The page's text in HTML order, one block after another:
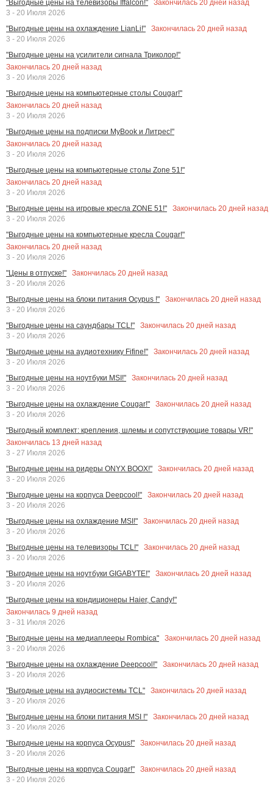
"Выгодные цены на телевизоры Iffalcon!" Закончилась 20 дней назад
3 - 20 Июля 2026
"Выгодные цены на охлаждение LianLi!"
Закончилась 20 дней назад
3 - 20 Июля 2026
"Выгодные цены на усилители сигнала Триколор!"
Закончилась 20 дней назад
3 - 20 Июля 2026
"Выгодные цены на компьютерные столы Cougar!"
Закончилась 20 дней назад
3 - 20 Июля 2026
"Выгодные цены на подписки MyBook и Литрес!"
Закончилась 20 дней назад
3 - 20 Июля 2026
"Выгодные цены на компьютерные столы Zone 51!"
Закончилась 20 дней назад
3 - 20 Июля 2026
"Выгодные цены на игровые кресла ZONE 51!"
Закончилась 20 дней назад
3 - 20 Июля 2026
"Выгодные цены на компьютерные кресла Cougar!"
Закончилась 20 дней назад
3 - 20 Июля 2026
"Цены в отпуске!"
Закончилась 20 дней назад
3 - 20 Июля 2026
"Выгодные цены на блоки питания Ocypus !"
Закончилась 20 дней назад
3 - 20 Июля 2026
"Выгодные цены на саундбары TCL!"
Закончилась 20 дней назад
3 - 20 Июля 2026
"Выгодные цены на аудиотехнику Fifine!"
Закончилась 20 дней назад
3 - 20 Июля 2026
"Выгодные цены на ноутбуки MSI!"
Закончилась 20 дней назад
3 - 20 Июля 2026
"Выгодные цены на охлаждение Cougar!"
Закончилась 20 дней назад
3 - 20 Июля 2026
"Выгодный комплект: крепления, шлемы и сопутствующие товары VR!"
Закончилась 13 дней назад
3 - 27 Июля 2026
"Выгодные цены на ридеры ONYX BOOX!"
Закончилась 20 дней назад
3 - 20 Июля 2026
"Выгодные цены на корпуса Deepcool!"
Закончилась 20 дней назад
3 - 20 Июля 2026
"Выгодные цены на охлаждение MSI!"
Закончилась 20 дней назад
3 - 20 Июля 2026
"Выгодные цены на телевизоры TCL!"
Закончилась 20 дней назад
3 - 20 Июля 2026
"Выгодные цены на ноутбуки GIGABYTE!"
Закончилась 20 дней назад
3 - 20 Июля 2026
"Выгодные цены на кондиционеры Haier, Candy!"
Закончилась 9 дней назад
3 - 31 Июля 2026
"Выгодные цены на медиаплееры Rombica"
Закончилась 20 дней назад
3 - 20 Июля 2026
"Выгодные цены на охлаждение Deepcool!"
Закончилась 20 дней назад
3 - 20 Июля 2026
"Выгодные цены на аудиосистемы TCL"
Закончилась 20 дней назад
3 - 20 Июля 2026
"Выгодные цены на блоки питания MSI !"
Закончилась 20 дней назад
3 - 20 Июля 2026
"Выгодные цены на корпуса Ocypus!"
Закончилась 20 дней назад
3 - 20 Июля 2026
"Выгодные цены на корпуса Cougar!"
Закончилась 20 дней назад
3 - 20 Июля 2026